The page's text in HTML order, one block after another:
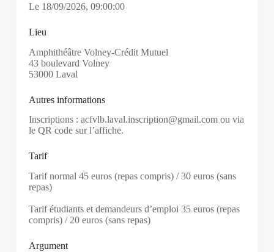
Le 18/09/2026, 09:00:00
Lieu
Amphithéâtre Volney-Crédit Mutuel
43 boulevard Volney
53000 Laval
Autres informations
Inscriptions : acfvlb.laval.inscription@gmail.com ou via
le QR code sur l’affiche.
Tarif
Tarif normal 45 euros (repas compris) / 30 euros (sans
repas)
Tarif étudiants et demandeurs d’emploi 35 euros (repas
compris) / 20 euros (sans repas)
Argument